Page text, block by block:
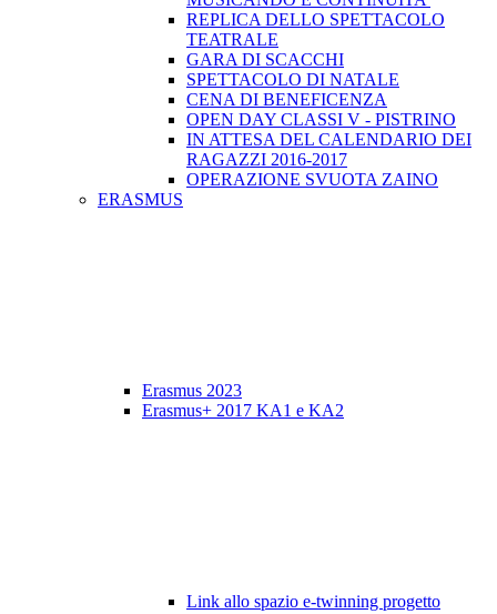
REPLICA DELLO SPETTACOLO
TEATRALE
GARA DI SCACCHI
SPETTACOLO DI NATALE
CENA DI BENEFICENZA
OPEN DAY CLASSI V - PISTRINO
IN ATTESA DEL CALENDARIO DEI
RAGAZZI 2016-2017
OPERAZIONE SVUOTA ZAINO
ERASMUS
Erasmus 2023
Erasmus+ 2017 KA1 e KA2
Link allo spazio e-twinning progetto